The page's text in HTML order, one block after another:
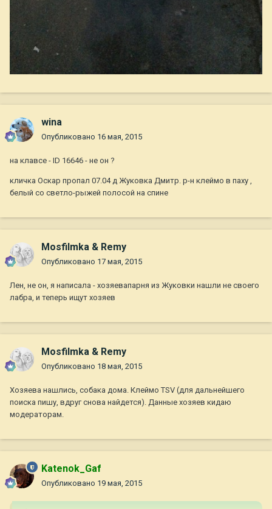
wina
Опубликовано 16 мая, 2015
на клавсе - ID 16646 - не он ?
кличка Оскар пропал 07.04 д Жуковка Дмитр. р-н клеймо в паху ,
белый со светло-рыжей полосой на спине
Mosfilmka & Remy
Опубликовано 17 мая, 2015
Лен, не он, я написала - хозяевапарня из Жуковки нашли не своего
лабра, и теперь ищут хозяев
Mosfilmka & Remy
Опубликовано 18 мая, 2015
Хозяева нашлись, собака дома. Клеймо TSV (для дальнейшего
поиска пишу, вдруг снова найдется). Данные хозяев кидаю
модераторам.
Katenok_Gaf
Опубликовано 19 мая, 2015